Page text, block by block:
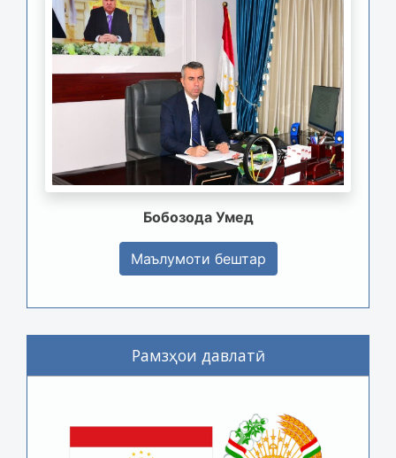
Бобозода Умед
Маълумоти бештар
Рамзҳои давлатӣ